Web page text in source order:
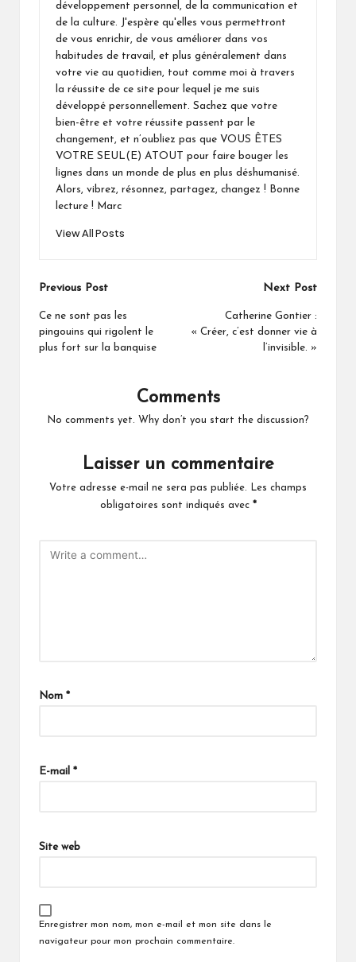
développement personnel, de la communication et
de la culture. J'espère qu'elles vous permettront
de vous enrichir, de vous améliorer dans vos
habitudes de travail, et plus généralement dans
votre vie au quotidien, tout comme moi à travers
la réussite de ce site pour lequel je me suis
développé personnellement. Sachez que votre
bien-être et votre réussite passent par le
changement, et n’oubliez pas que VOUS ÊTES
VOTRE SEUL(E) ATOUT pour faire bouger les
lignes dans un monde de plus en plus déshumanisé.
Alors, vibrez, résonnez, partagez, changez ! Bonne
lecture ! Marc
View All Posts
Post
navigation
Previous Post
Ce ne sont pas les
pingouins qui rigolent le
plus fort sur la banquise
Next Post
Catherine Gontier :
« Créer, c’est donner vie à
l’invisible. »
Comments
No comments yet. Why don’t you start the discussion?
Laisser un commentaire
Votre adresse e-mail ne sera pas publiée.
Les champs
obligatoires sont indiqués avec *
Nom *
E-mail *
Site web
Enregistrer mon nom, mon e-mail et mon site dans le
navigateur pour mon prochain commentaire.